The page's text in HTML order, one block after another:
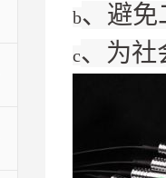
b、避免
c、为社